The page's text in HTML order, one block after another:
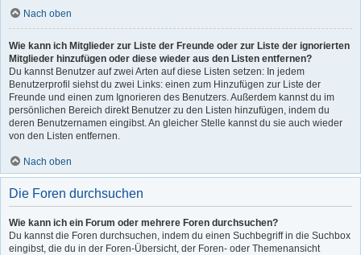
Nach oben
Wie kann ich Mitglieder zur Liste der Freunde oder zur Liste der ignorierten
Mitglieder hinzufügen oder diese wieder aus den Listen entfernen?
Du kannst Benutzer auf zwei Arten auf diese Listen setzen: In jedem
Benutzerprofil siehst du zwei Links: einen zum Hinzufügen zur Liste der
Freunde und einen zum Ignorieren des Benutzers. Außerdem kannst du im
persönlichen Bereich direkt Benutzer zu den Listen hinzufügen, indem du
deren Benutzernamen eingibst. An gleicher Stelle kannst du sie auch wieder
von den Listen entfernen.
Nach oben
Die Foren durchsuchen
Wie kann ich ein Forum oder mehrere Foren durchsuchen?
Du kannst die Foren durchsuchen, indem du einen Suchbegriff in die Suchbox
eingibst, die du in der Foren-Übersicht, der Foren- oder Themenansicht